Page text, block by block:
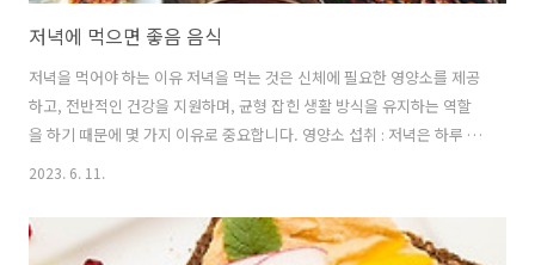
저녁에 먹으면 좋음 음식
저녁을 먹어야 하는 이유 저녁을 먹는 것은 신체에 필요한 영양소를 제공
하고, 전반적인 건강을 지원하며, 균형 잡힌 생활 방식을 유지하는 역할
을 하기 때문에 몇 가지 이유로 중요합니다. 영양소 섭취 : 저녁은 하루 종
일 놓쳤을지도 모르는 필수 영양소를 섭취할 수 있는 기회입니다. 균형
한 지방과 같은 다양한 음식 그룹을 포함해야 합니다. 이러한 음식들은
비타민, 미네랄, 섬유질, 산화 방지제, 그리고 최적의 건강을 위해 필요한
2023. 6. 11.